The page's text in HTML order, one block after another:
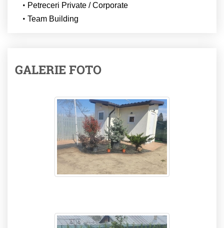
Petreceri Private / Corporate
Team Building
GALERIE FOTO